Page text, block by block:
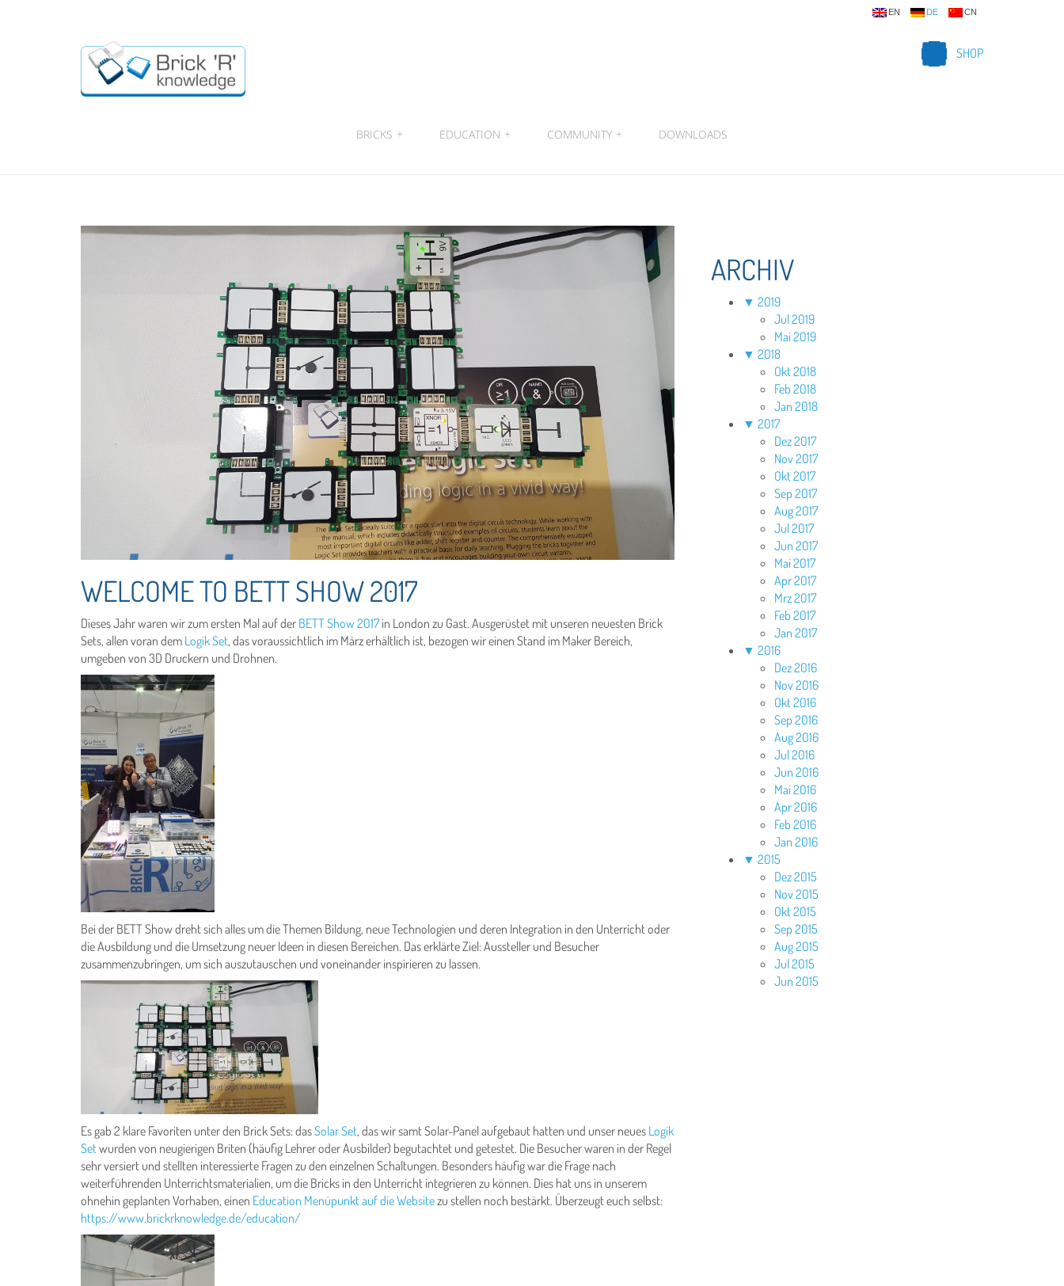
EN DE CN
SHOP
BRICKS + EDUCATION + COMMUNITY + DOWNLOADS
WELCOME TO BETT SHOW 2017
Dieses Jahr waren wir zum ersten Mal auf der BETT Show 2017 in London zu Gast. Ausgerüstet mit unseren neuesten Brick
Sets, allen voran dem Logik Set, das voraussichtlich im März erhältlich ist, bezogen wir einen Stand im Maker Bereich,
umgeben von 3D Druckern und Drohnen.
Bei der BETT Show dreht sich alles um die Themen Bildung, neue Technologien und deren Integration in den Unterricht oder
die Ausbildung und die Umsetzung neuer Ideen in diesen Bereichen. Das erklärte Ziel: Aussteller und Besucher
zusammenzubringen, um sich auszutauschen und voneinander inspirieren zu lassen.
Es gab 2 klare Favoriten unter den Brick Sets: dasSolar Set, das wir samt Solar-Panel aufgebaut hatten und unser neues Logik
Setwurden von neugierigen Briten (häufig Lehrer oder Ausbilder) begutachtet und getestet. Die Besucher waren in der Regel
sehr versiert und stellten interessierte Fragen zu den einzelnen Schaltungen. Besonders häufig war die Frage nach
weiterführenden Unterrichtsmaterialien, um die Bricks in den Unterricht integrieren zu können. Dies hat uns in unserem
ohnehin geplanten Vorhaben, einen Education Menüpunkt auf die Websitezu stellen noch bestärkt. Überzeugt euch selbst:
https://www.brickrknowledge.de/education/
ARCHIV
▼ 2019
Jul 2019
Mai 2019
▼ 2018
Okt 2018
Feb 2018
Jan 2018
▼ 2017
Dez 2017
Nov 2017
Okt 2017
Sep 2017
Aug 2017
Jul 2017
Jun 2017
Mai 2017
Apr 2017
Mrz 2017
Feb 2017
Jan 2017
▼ 2016
Dez 2016
Nov 2016
Okt 2016
Sep 2016
Aug 2016
Jul 2016
Jun 2016
Mai 2016
Apr 2016
Feb 2016
Jan 2016
▼ 2015
Dez 2015
Nov 2015
Okt 2015
Sep 2015
Aug 2015
Jul 2015
Jun 2015